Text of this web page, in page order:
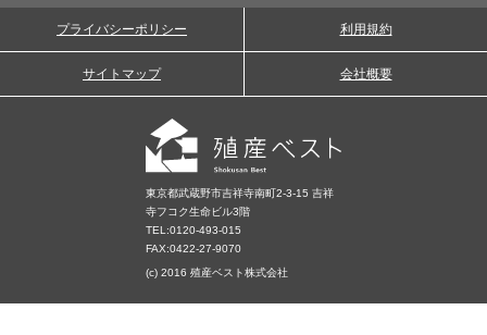
プライバシーポリシー 利用規約
サイトマップ 会社概要
東京都武蔵野市吉祥寺南町2-3-15 吉祥
寺フコク生命ビル3階
TEL:0120-493-015
FAX:0422-27-9070
(c) 2016 殖産ベスト株式会社